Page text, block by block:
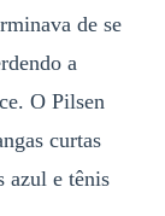
de se
a
O Pilsen
curtas
azul e tênis